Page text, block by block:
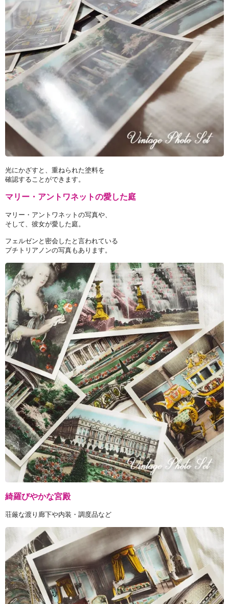
光にかざすと、重ねられた塗料を
確認することができます。
マリー・アントワネットの愛した庭
マリー・アントワネットの写真や、
そして、彼女が愛した庭。
フェルゼンと密会したと言われている
プチトリアノンの写真もあります。
綺羅びやかな宮殿
荘厳な渡り廊下や内装・調度品など